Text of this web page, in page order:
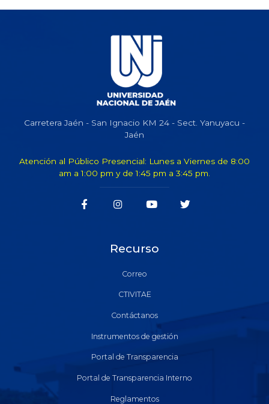
Carretera Jaén - San Ignacio KM 24 - Sect. Yanuyacu -
Jaén
Atención al Público Presencial: Lunes a Viernes de 8:00
am a 1:00 pm y de 1:45 pm a 3:45 pm.
Recurso
Correo
CTIVITAE
Contáctanos
Instrumentos de gestión
Portal de Transparencia
Portal de Transparencia Interno
Reglamentos